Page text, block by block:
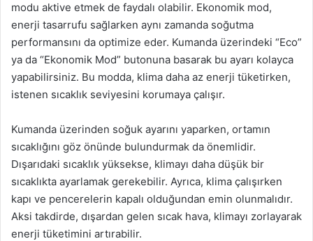
modu aktive etmek de faydalı olabilir. Ekonomik mod,
enerji tasarrufu sağlarken aynı zamanda soğutma
performansını da optimize eder. Kumanda üzerindeki “Eco”
ya da “Ekonomik Mod” butonuna basarak bu ayarı kolayca
yapabilirsiniz. Bu modda, klima daha az enerji tüketirken,
istenen sıcaklık seviyesini korumaya çalışır.
Kumanda üzerinden soğuk ayarını yaparken, ortamın
sıcaklığını göz önünde bulundurmak da önemlidir.
Dışarıdaki sıcaklık yüksekse, klimayı daha düşük bir
sıcaklıkta ayarlamak gerekebilir. Ayrıca, klima çalışırken
kapı ve pencerelerin kapalı olduğundan emin olunmalıdır.
Aksi takdirde, dışardan gelen sıcak hava, klimayı zorlayarak
enerji tüketimini artırabilir.